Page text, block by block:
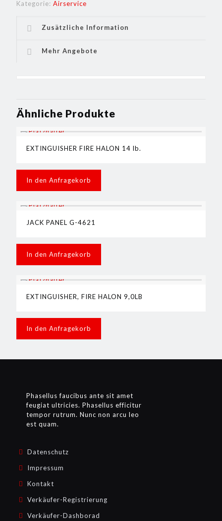
Kategorie: Airservice
Zusätzliche Information
Mehr Angebote
Ähnliche Produkte
EXTINGUISHER FIRE HALON 14 lb.
In den Anfragekorb
JACK PANEL G-4621
In den Anfragekorb
EXTINGUISHER, FIRE HALON 9,0LB
In den Anfragekorb
Phasellus faucibus ante sit amet
feugiat ultricies. Phasellus efficitur
tempor rutrum. Nunc non arcu leo
est quam.
Datenschutz
Impressum
Kontakt
Verkäufer-Registrierung
Verkäufer-Dashborad